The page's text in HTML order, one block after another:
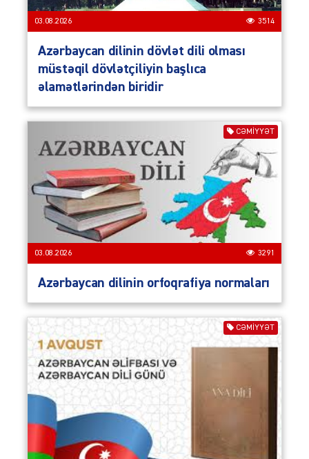
03.08.2026 3514
Azərbaycan dilinin dövlət dili olması
müstəqil dövlətçiliyin başlıca
əlamətlərindən biridir
CƏMIYYƏT
03.08.2026 3291
Azərbaycan dilinin orfoqrafiya normaları
CƏMIYYƏT